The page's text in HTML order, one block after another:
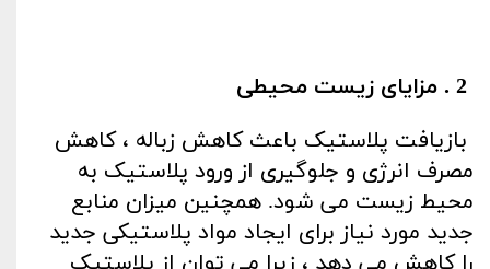
2 . مزایای زیست محیطی
بازیافت پلاستیک باعث کاهش زباله ، کاهش
مصرف انرژی و جلوگیری از ورود پلاستیک به
محیط زیست می شود. همچنین میزان منابع
جدید مورد نیاز برای ایجاد مواد پلاستیکی جدید